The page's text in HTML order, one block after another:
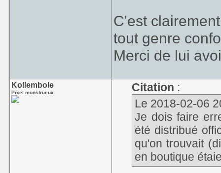
C'est
tout genre
Merci de lui
Kollembole
Pixel monstrueux Citation :
Le 2018-02-06
Je dois faire
été distribué
qu'on trouvait
en boutique